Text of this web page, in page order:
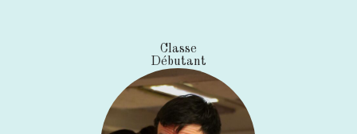
Classe
Débutant